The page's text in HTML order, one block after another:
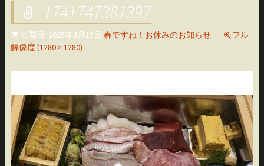
へ
移
動
1741747381397
公開日: 2025年4月13日 春ですね！お休みのお知らせ
フル
解像度 (1280 × 1280)